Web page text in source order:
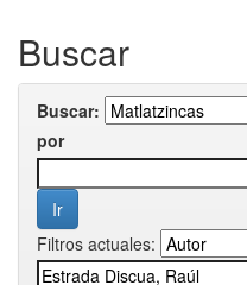
Buscar
Buscar:
por
Filtros actuales: